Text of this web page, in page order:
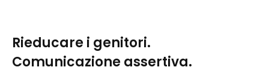
Rieducare i genitori.
Comunicazione assertiva.